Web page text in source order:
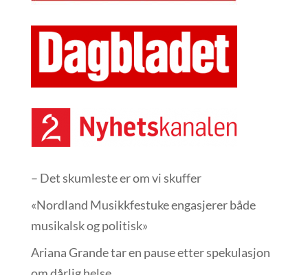
– Det skumleste er om vi skuffer
«Nordland Musikkfest­uke engasjerer både
musikalsk og politisk»
Ariana Grande tar en pause etter spekulasjon